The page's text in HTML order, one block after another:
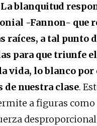
La blanquitud
-Fannon- que
raíces, a tal punto
para que triunfe
vida, lo blanco por
de nuestra clase.
a figuras como